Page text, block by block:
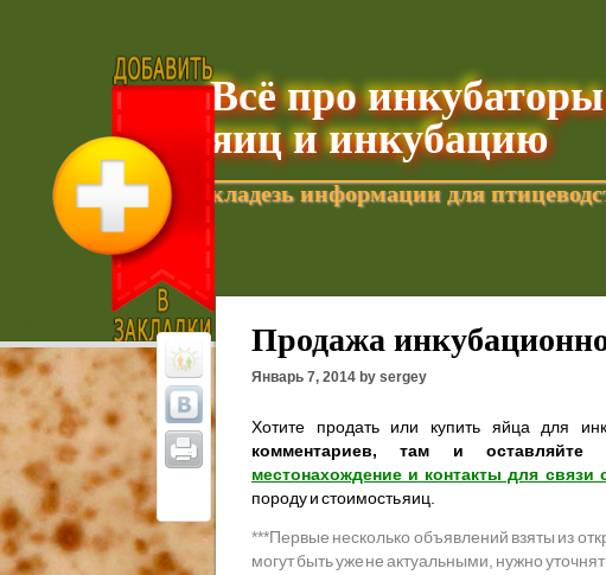
Всё про
яиц и инкубацию
кладезь информации для
Добавить текущую страницу в Избранное
Продажа
Январь 7, 2014 by sergey
Хотите продать или купить яйца для
комментариев, там и оставляйте
местонахождение и контакты для связи
породу и стоимость яиц.
***Первые несколько объявлений взяты из
могут быть уже не актуальными, нужно